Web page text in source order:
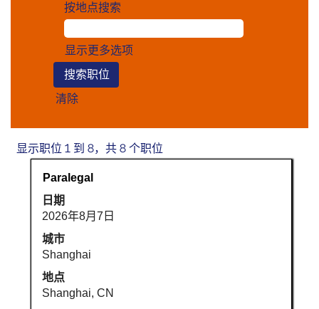
按地点搜索
显示更多选项
清除
显示职位 1 到 8，共 8 个职位
索
职
务
Paralegal
日期
2026年8月7日
城市
Shanghai
地点
Shanghai, CN
使
用
空
格
键
进
行
选